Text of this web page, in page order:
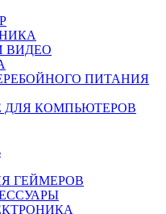
ВИДЕО
ПИТАНИЯ
КОМПЬЮТЕРОВ
ГЕЙМЕРОВ